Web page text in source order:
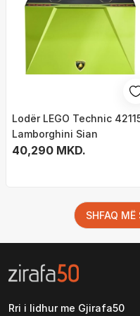
Lodër LEGO Technic
Lamborghini Sian
40,290 MKD.
SHFAQ MË
Rri i lidhur me Gjirafa50